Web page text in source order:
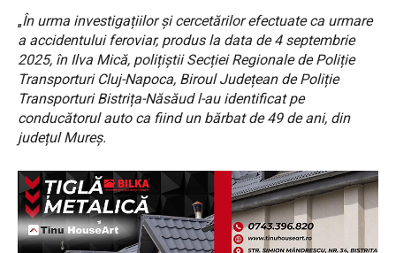
„În urma investigațiilor și cercetărilor efectuate ca urmare
a accidentului feroviar, produs la data de 4 septembrie
2025, în Ilva Mică, polițiștii Secției Regionale de Poliție
Transporturi Cluj-Napoca, Biroul Județean de Poliție
Transporturi Bistrița-Năsăud l-au identificat pe
conducătorul auto ca fiind un bărbat de 49 de ani, din
județul Mureș.